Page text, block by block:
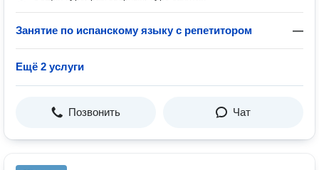
Занятие по испанскому языку с репетитором —
Ещё 2 услуги
Позвонить Чат